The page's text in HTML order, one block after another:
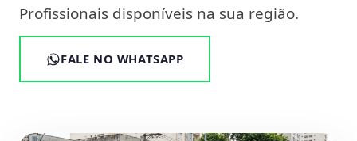
Profissionais disponíveis na sua região.
FALE NO WHATSAPP